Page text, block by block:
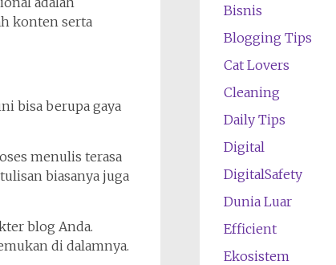
konten serta
bisa berupa gaya
menulis terasa
biasanya juga
blog Anda.
di dalamnya.
Bisnis
Blogging Tips
Cat Lovers
Cleaning
Daily Tips
Digital
DigitalSafety
Dunia Luar
Efficient
Ekosistem